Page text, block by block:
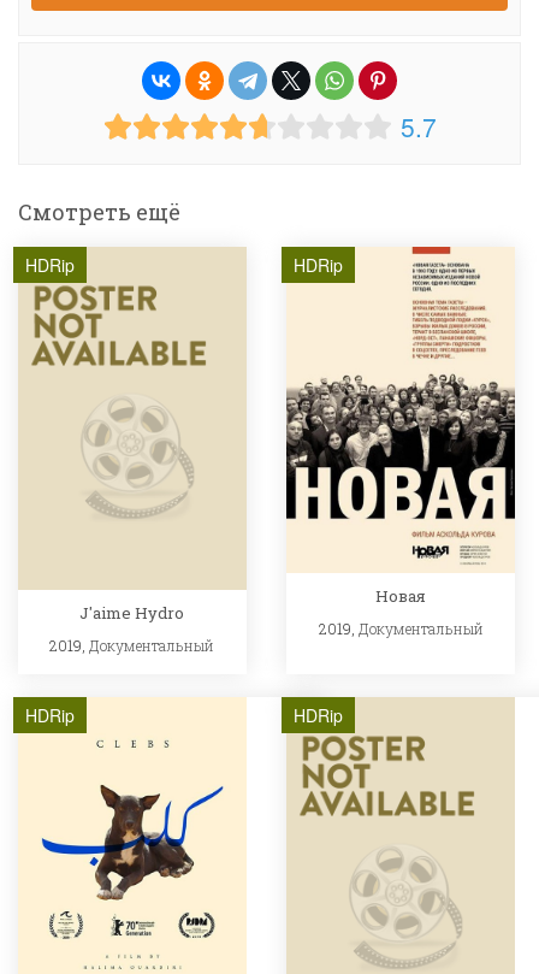
5.7
Смотреть ещё
HDRip
J'aime Hydro
2019, Документальный
HDRip
Новая
2019, Документальный
HDRip HDRip